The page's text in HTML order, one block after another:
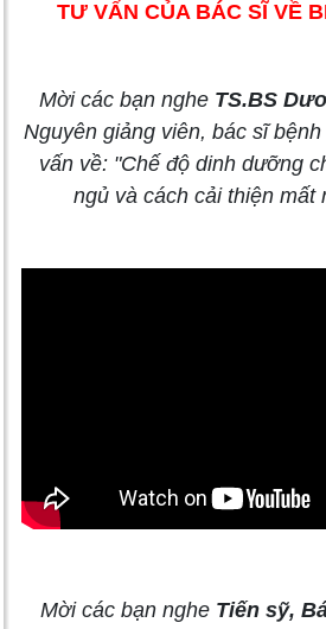
TƯ VẤN CỦA BÁC SĨ VỀ
Mời các bạn nghe TS.BS
Nguyên giảng viên, bác sĩ
vấn về: "Chế độ dinh dưỡng
ngủ và cách cải thiện mất
Mời các bạn nghe Tiến sỹ,